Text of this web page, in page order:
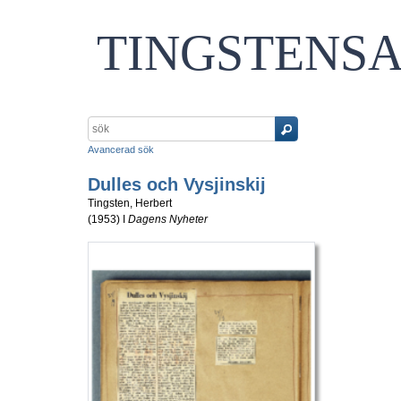
Avancerad sök
Dulles och Vysjinskij
Tingsten, Herbert
(1953) I Dagens Nyheter